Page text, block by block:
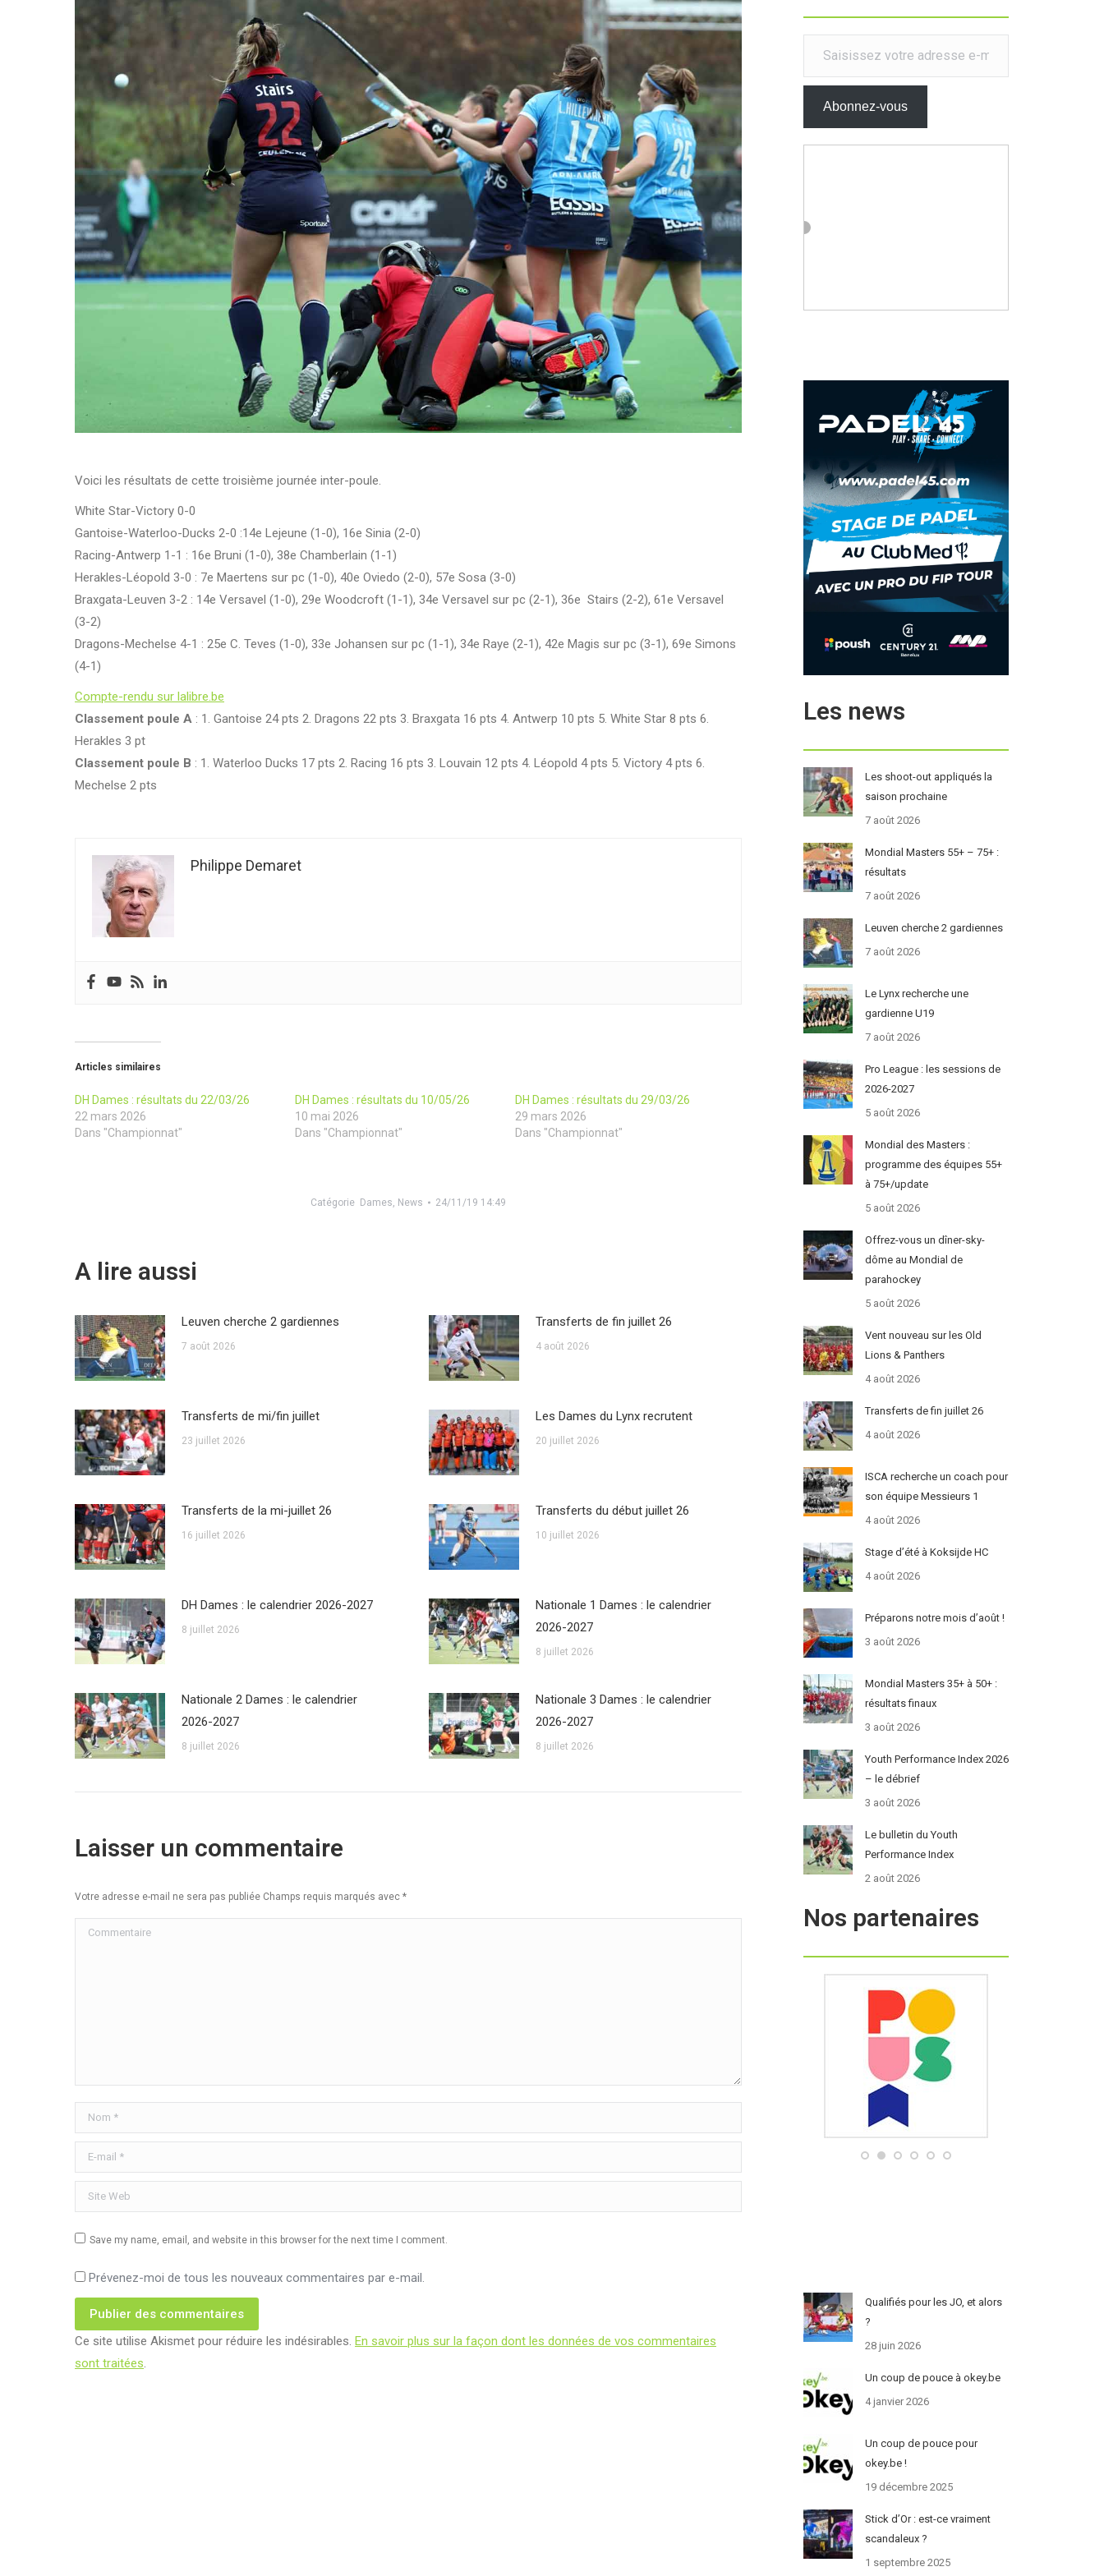
Voici les résultats de cette troisième journée inter-poule.
White Star-Victory 0-0
Gantoise-Waterloo-Ducks 2-0 :14e Lejeune (1-0), 16e Sinia (2-0)
Racing-Antwerp 1-1 : 16e Bruni (1-0), 38e Chamberlain (1-1)
Herakles-Léopold 3-0 : 7e Maertens sur pc (1-0), 40e Oviedo (2-0), 57e Sosa (3-0)
Braxgata-Leuven 3-2 : 14e Versavel (1-0), 29e Woodcroft (1-1), 34e Versavel sur pc (2-1), 36e Stairs (2-2), 61e Versavel
(3-2)
Dragons-Mechelse 4-1 : 25e C. Teves (1-0), 33e Johansen sur pc (1-1), 34e Raye (2-1), 42e Magis sur pc (3-1), 69e Simons
(4-1)
Compte-rendu sur lalibre.be
Classement poule A : 1. Gantoise 24 pts 2. Dragons 22 pts 3. Braxgata 16 pts 4. Antwerp 10 pts 5. White Star 8 pts 6.
Herakles 3 pt
Classement poule B : 1. Waterloo Ducks 17 pts 2. Racing 16 pts 3. Louvain 12 pts 4. Léopold 4 pts 5. Victory 4 pts 6.
Mechelse 2 pts
Philippe Demaret
Articles similaires
DH Dames : résultats du 22/03/26
22 mars 2026
Dans "Championnat"
DH Dames : résultats du 10/05/26
10 mai 2026
Dans "Championnat"
DH Dames : résultats du 29/03/26
29 mars 2026
Dans "Championnat"
Catégorie Dames News 24/11/19 14:49
A lire aussi
Leuven cherche 2 gardiennes
7 août 2026
Transferts de fin juillet 26
4 août 2026
Transferts de mi/fin juillet
23 juillet 2026
Les Dames du Lynx recrutent
20 juillet 2026
Transferts de la mi-juillet 26
16 juillet 2026
Transferts du début juillet 26
10 juillet 2026
DH Dames : le calendrier 2026-2027
8 juillet 2026
Nationale 1 Dames : le calendrier
2026-2027
8 juillet 2026
Nationale 2 Dames : le calendrier
2026-2027
8 juillet 2026
Nationale 3 Dames : le calendrier
2026-2027
8 juillet 2026
Laisser un commentaire
Votre adresse e-mail ne sera pas publiée Champs requis marqués avec *
Commentaire
Nom *
E-mail *
Site Web
Save my name, email, and website in this browser for the next time I comment.
Prévenez-moi de tous les nouveaux commentaires par e-mail.
Publier des commentaires
Ce site utilise Akismet pour réduire les indésirables. En savoir plus sur la façon dont les données de vos commentaires
sont traitées.
Saisissez votre adresse e-mail…
Abonnez-vous
Les news
Les shoot-out appliqués la
saison prochaine
7 août 2026
Mondial Masters 55+ – 75+ :
résultats
7 août 2026
Leuven cherche 2 gardiennes
7 août 2026
Le Lynx recherche une
gardienne U19
7 août 2026
Pro League : les sessions de
2026-2027
5 août 2026
Mondial des Masters :
programme des équipes 55+
à 75+/update
5 août 2026
Offrez-vous un dîner-sky-
dôme au Mondial de
parahockey
5 août 2026
Vent nouveau sur les Old
Lions & Panthers
4 août 2026
Transferts de fin juillet 26
4 août 2026
ISCA recherche un coach pour
son équipe Messieurs 1
4 août 2026
Stage d’été à Koksijde HC
4 août 2026
Préparons notre mois d’août !
3 août 2026
Mondial Masters 35+ à 50+ :
résultats finaux
3 août 2026
Youth Performance Index 2026
– le débrief
3 août 2026
Le bulletin du Youth
Performance Index
2 août 2026
Nos partenaires
Qualifiés pour les JO, et alors
?
28 juin 2026
Un coup de pouce à okey.be
4 janvier 2026
Un coup de pouce pour
okey.be !
19 décembre 2025
Stick d’Or : est-ce vraiment
scandaleux ?
1 septembre 2025